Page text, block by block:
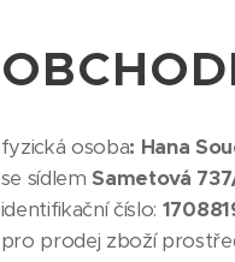
fyzická osoba: Hana
se sídlem Sametová
identifikační číslo:
pro prodej zboží